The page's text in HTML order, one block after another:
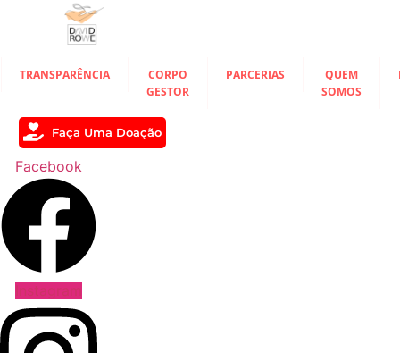
conteúdo
TRANSPARÊNCIA
CORPO
GESTOR
PARCERIAS
QUEM
SOMOS
Faça Uma Doação
Facebook